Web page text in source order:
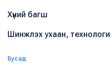
Хүний багш
Шинжлэх ухаан, технологи
Бусад